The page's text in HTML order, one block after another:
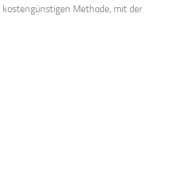
kostengünstigen Methode, mit der